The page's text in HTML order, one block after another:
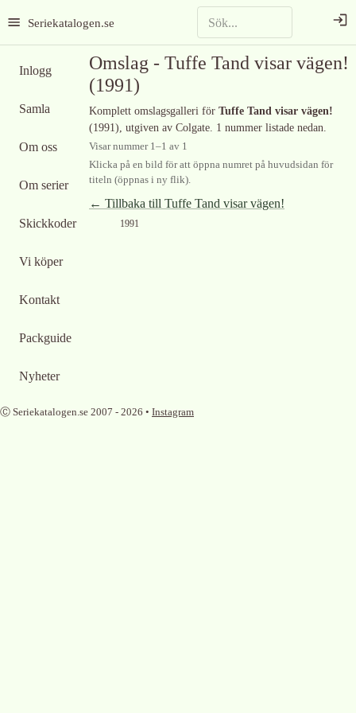
Seriekatalogen.se
Inlogg
Samla
Om oss
Om serier
Skickkoder
Vi köper
Kontakt
Packguide
Nyheter
Omslag - Tuffe Tand visar vägen!
(1991)
Komplett omslagsgalleri för Tuffe Tand visar vägen!
(1991), utgiven av Colgate. 1 nummer listade nedan.
Visar nummer 1–1 av 1
Klicka på en bild för att öppna numret på huvudsidan för
titeln (öppnas i ny flik).
← Tillbaka till Tuffe Tand visar vägen!
1991
Ⓒ Seriekatalogen.se 2007 - 2026 • Instagram